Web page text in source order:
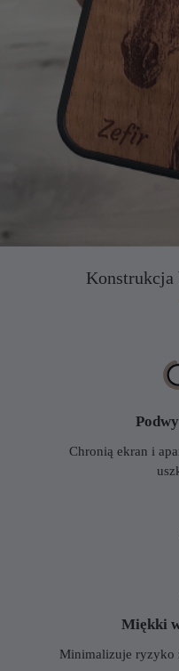
Konstrukcja
Chronią ekran i
Miękki
Minimalizuje ryzyko